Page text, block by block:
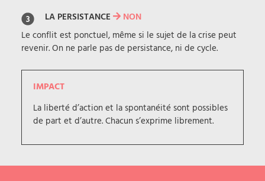
LA PERSISTANCE
NON
Le conflit est ponctuel, même si le sujet de la crise peut
revenir. On ne parle pas de persistance, ni de cycle.
IMPACT
La liberté d’action et la spontanéité sont possibles
de part et d’autre. Chacun s’exprime librement.